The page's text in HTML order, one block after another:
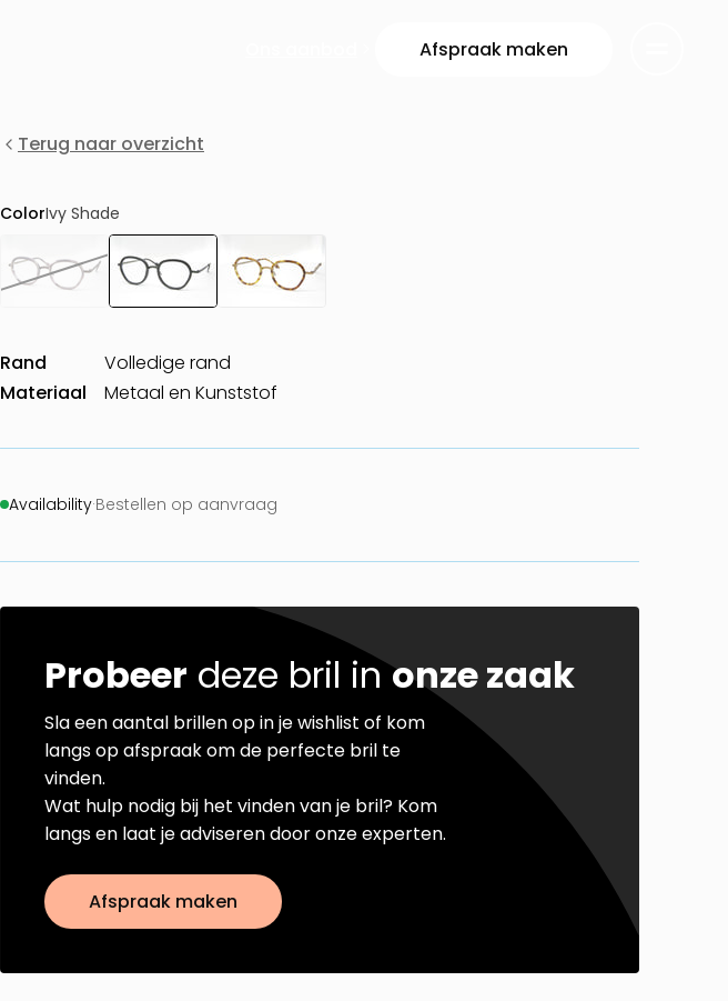
Afspraak maken
Terug naar overzicht
ColorIvy Shade
Rand
Volledige rand
Materiaal
Metaal en Kunststof
Availability·Bestellen op aanvraag
Probeer deze bril inonze zaak
Sla een aantal brillen op in je wishlist of kom
langs op afspraak om de perfecte bril te
vinden.
Wat hulp nodig bij het vinden van je bril? Kom
langs en laat je adviseren door onze experten.
Afspraak maken